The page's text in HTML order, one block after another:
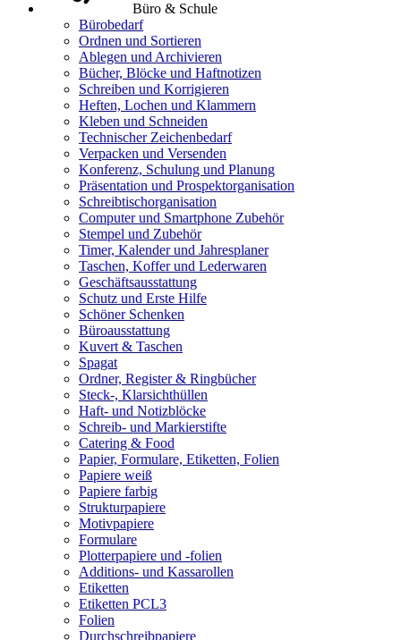
Büro & Schule
Bürobedarf
Ordnen und Sortieren
Ablegen und Archivieren
Bücher, Blöcke und Haftnotizen
Schreiben und Korrigieren
Heften, Lochen und Klammern
Kleben und Schneiden
Technischer Zeichenbedarf
Verpacken und Versenden
Konferenz, Schulung und Planung
Präsentation und Prospektorganisation
Schreibtischorganisation
Computer und Smartphone Zubehör
Stempel und Zubehör
Timer, Kalender und Jahresplaner
Taschen, Koffer und Lederwaren
Geschäftsausstattung
Schutz und Erste Hilfe
Schöner Schenken
Büroausstattung
Kuvert & Taschen
Spagat
Ordner, Register & Ringbücher
Steck-, Klarsichthüllen
Haft- und Notizblöcke
Schreib- und Markierstifte
Catering & Food
Papier, Formulare, Etiketten, Folien
Papiere weiß
Papiere farbig
Strukturpapiere
Motivpapiere
Formulare
Plotterpapiere und -folien
Additions- und Kassarollen
Etiketten
Etiketten PCL3
Folien
Durchschreibpapiere